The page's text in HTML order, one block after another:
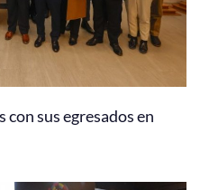
sus egresados en